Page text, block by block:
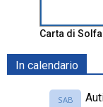
Carta di
In calendario
SAB